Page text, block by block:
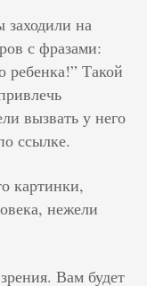
на
с фразами:
Такой
вызвать у него
ссылке.
картинки,
нежели
Вам будет